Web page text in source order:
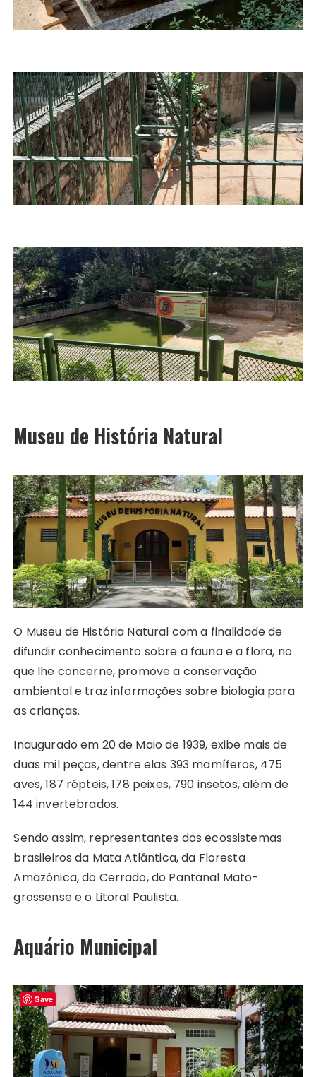
Museu de História Natural
O Museu de História Natural com a finalidade de
difundir conhecimento sobre a fauna e a flora, no
que lhe concerne, promove a conservação
ambiental e traz informações sobre biologia para
as crianças.
Inaugurado em 20 de Maio de 1939, exibe mais de
duas mil peças, dentre elas 393 mamíferos, 475
aves, 187 répteis, 178 peixes, 790 insetos, além de
144 invertebrados.
Sendo assim, representantes dos ecossistemas
brasileiros da Mata Atlântica, da Floresta
Amazônica, do Cerrado, do Pantanal Mato-
grossense e o Litoral Paulista.
Aquário Municipal
Save